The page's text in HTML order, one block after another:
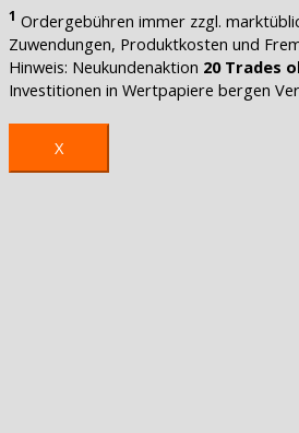
1 Ordergebühren immer zzgl.
Zuwendungen, Produktkosten und
Hinweis: Neukundenaktion 20 Trades
Investitionen in Wertpapiere bergen
X